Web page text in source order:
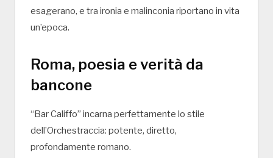
esagerano, e tra ironia e malinconia riportano in vita
un’epoca.
Roma, poesia e verità da
bancone
“Bar Califfo” incarna perfettamente lo stile
dell’Orchestraccia: potente, diretto,
profondamente romano.